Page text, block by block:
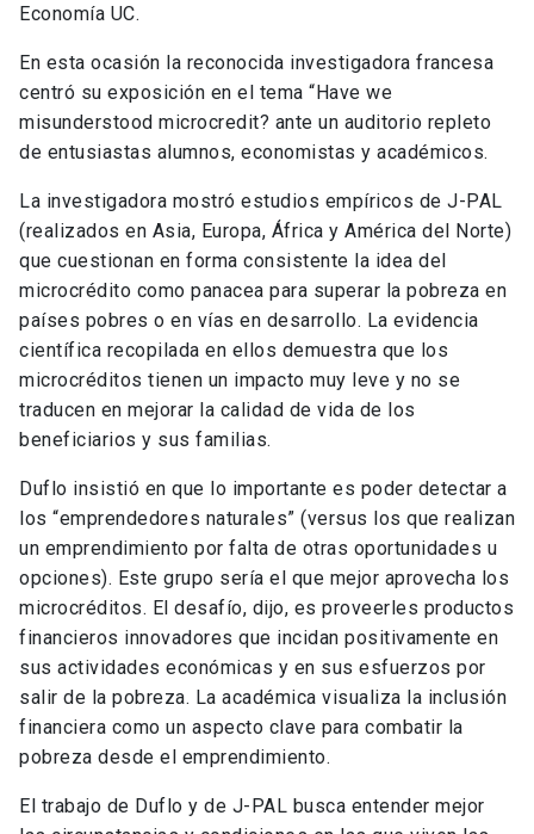
Economía UC.
En esta ocasión la reconocida investigadora francesa
centró su exposición en el tema “Have we
misunderstood microcredit? ante un auditorio repleto
de entusiastas alumnos, economistas y académicos.
La investigadora mostró estudios empíricos de J-PAL
(realizados en Asia, Europa, África y América del Norte)
que cuestionan en forma consistente la idea del
microcrédito como panacea para superar la pobreza en
países pobres o en vías en desarrollo. La evidencia
científica recopilada en ellos demuestra que los
microcréditos tienen un impacto muy leve y no se
traducen en mejorar la calidad de vida de los
beneficiarios y sus familias.
Duflo insistió en que lo importante es poder detectar a
los “emprendedores naturales” (versus los que realizan
un emprendimiento por falta de otras oportunidades u
opciones). Este grupo sería el que mejor aprovecha los
microcréditos. El desafío, dijo, es proveerles productos
financieros innovadores que incidan positivamente en
sus actividades económicas y en sus esfuerzos por
salir de la pobreza. La académica visualiza la inclusión
financiera como un aspecto clave para combatir la
pobreza desde el emprendimiento.
El trabajo de Duflo y de J-PAL busca entender mejor